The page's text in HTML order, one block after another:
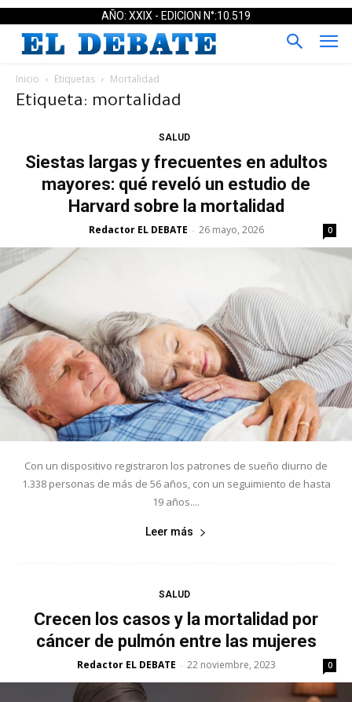
AÑO: XXIX - EDICION N°:10.519
Inicio Etiquetas Mortalidad
Etiqueta: mortalidad
SALUD
Siestas largas y frecuentes en adultos
mayores: qué reveló un estudio de
Harvard sobre la mortalidad
Redactor EL DEBATE - 26 mayo, 2026 0
Con un dispositivo registraron los patrones de sueño diurno de
1.338 personas de más de 56 años, con un seguimiento de hasta
19 años....
Leer más
SALUD
Crecen los casos y la mortalidad por
cáncer de pulmón entre las mujeres
Redactor EL DEBATE - 22 noviembre, 2023 0